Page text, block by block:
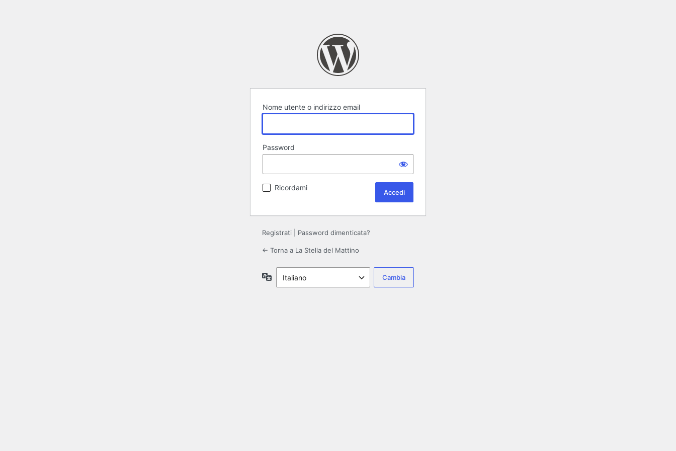
Nome utente o indirizzo email
Password
Ricordami
Registrati Password dimenticata?
← Torna a La Stella del Mattino
Lingua